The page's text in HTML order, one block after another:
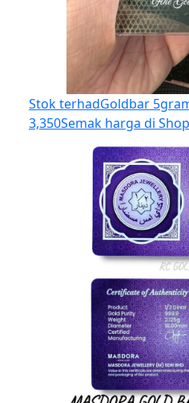
Stok terhadGoldbar
3,350Semak harga di